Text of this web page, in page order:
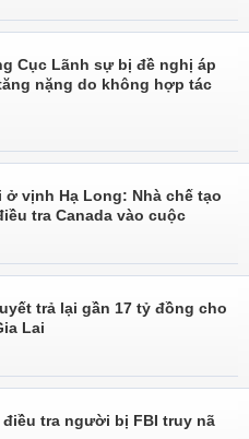
Cục Lãnh sự bị đề nghị áp
nặng do không hợp tác
ở vịnh Hạ Long: Nhà chế tạo
tra Canada vào cuộc
trả lại gần 17 tỷ đồng cho
Lai
điều tra người bị FBI truy nã